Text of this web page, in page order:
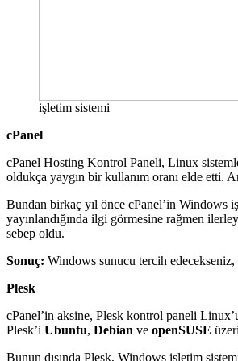
işletim sistemi
cPanel
cPanel Hosting Kontrol Paneli, Linux
oldukça yaygın bir kullanım oranı elde etti.
Bundan birkaç yıl önce cPanel’in Windows
yayınlandığında ilgi görmesine rağmen
sebep oldu.
Sonuç: Windows sunucu tercih edecekseniz,
Plesk
cPanel’in aksine, Plesk kontrol paneli
Plesk’i Ubuntu, Debian ve openSUSE
Bunun dışında Plesk, Windows işletim